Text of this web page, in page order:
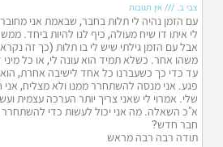
צבי ב. אין תגובות
עם הזמן נהיה לי תלות בחבר, שבאמת אני מחובר
לי איתו דו שיח מעולה, כיף לנו להיות ביחד.
אבל עם הזמן גילתי שיש לי בו תלות (כך זה
משהו אחר. כשלא תמיד הוא עונה לי, או כל
עד כדי כך כשעברנו כל אחד לישיבה אחרת,
פגע. אני מנסה להשתחרר ממנו ולא מצליח, אני
שלי. אמרוי לי שאני צריך יותר הערכה עצמית
א"כ השאלה. מה אני יכול לעשות כדי להשתחרר
חבר חדש?
תודה רבה רבה מראש